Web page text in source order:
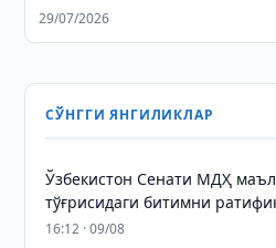
29/07/2026
СЎНГГИ ЯНГИЛИКЛАР
Ўзбекистон Сенати МДҲ
тўғрисидаги битимни
16:12 · 09/08